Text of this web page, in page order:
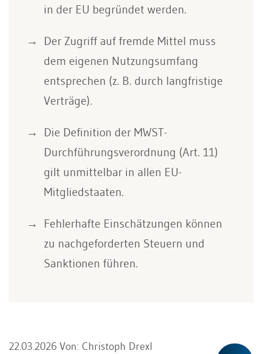
in der EU begründet werden.
Der Zugriff auf fremde Mittel muss
dem eigenen Nutzungsumfang
entsprechen (z. B. durch langfristige
Verträge).
Die Definition der MWST-
Durchführungsverordnung (Art. 11)
gilt unmittelbar in allen EU-
Mitgliedstaaten.
Fehlerhafte Einschätzungen können
zu nachgeforderten Steuern und
Sanktionen führen.
22.03.2026 Von: Christoph Drexl